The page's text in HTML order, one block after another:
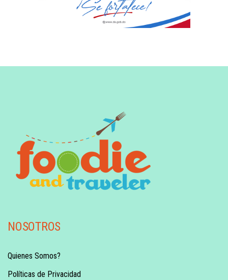
NOSOTROS
Quienes Somos?
Políticas de Privacidad